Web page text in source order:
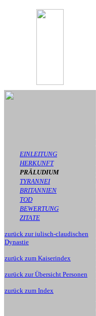
EINLEITUNG
HERKUNFT
PRÄLUDIUM
TYRANNEI
BRITANNIEN
TOD
BEWERTUNG
ZITATE
zurück zur iulisch-claudischen
Dynastie
zurück zum Kaiserindex
zurück zur Übersicht Personen
zurück zum Index